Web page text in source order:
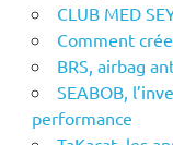
CLUB MED
Comment
BRS, airbag
SEABOB,
performance